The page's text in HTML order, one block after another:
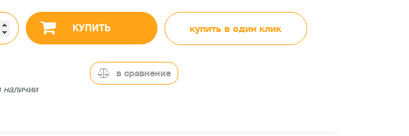
КУПИТЬ купить в один клик
наличии
в сравнение